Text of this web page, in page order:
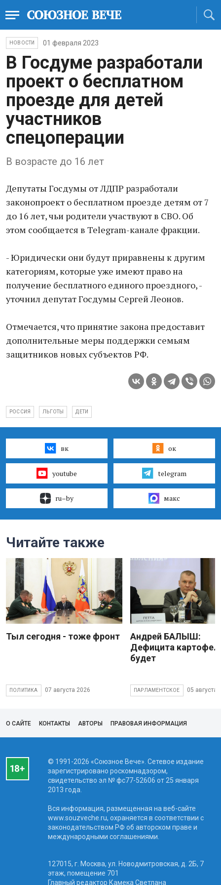
НОВОСТИ 01 февраля 2023
В Госдуме разработали
проект о бесплатном
проезде для детей
участников
спецоперации
В возрасте до 16 лет
Депутаты Госдумы от ЛДПР разработали
законопроект о бесплатном проезде детям от 7
до 16 лет, чьи родители участвуют в СВО. Об
этом сообщается в Telegram-канале фракции.
- Юридически они будут приравнены к другим
категориям, которые уже имеют право на
получение бесплатного единого проездного, -
уточнил депутат Госдумы Сергей Леонов.
Отмечается, что принятие закона предоставит
дополнительные меры поддержки семьям
защитников новых субъектов РФ.
РОССИЯ ЛЬГОТЫ ДЕТИ
вк ок
youtube telegram
ru–by макс
Читайте также
Тыл сегодня - тоже фронт
ПОЛИТИКА 07 августа 2026
Андрей БАЛЫШ:
Дефицита
будет
ПАРЛАМЕНТСКОЕ 05 августа
О САЙТЕ КОНТАКТЫ АВТОРЫ ПРАВОВАЯ ИНФОРМАЦИЯ
© 1991-2026 «Союзное Вече». Сетевое издание
зарегистрировано роскомнадзором,
свидетельство эл № фc77-52606 от 25 января
2013 года.
Вся информация, размещенная на веб-сайте
www.souzveche.ru, охраняется в соответствии с
законодательством РФ об авторском праве и
международными соглашениями.
127015, г. Москва, ул. Новодмитровская, д. 2Б, 7
этаж, помещение 701
Главный редактор Камека Светлана